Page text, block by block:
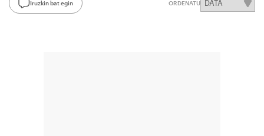
Iruzkin bat egin ORDENATU